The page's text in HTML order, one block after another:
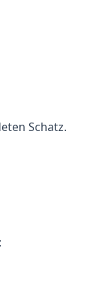
Schatz.